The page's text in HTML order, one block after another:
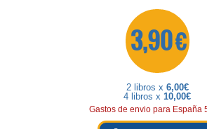
3,90 €
2 libros x 6,00€
4 libros x 10,00€
Gastos de envio para España